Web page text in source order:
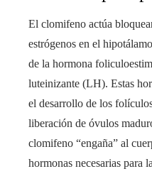
El clomifeno actúa
estrógenos en el
de la hormona
luteinizante (LH). Estas
el desarrollo de los
liberación de óvulos
clomifeno “engaña” al
hormonas necesarias para